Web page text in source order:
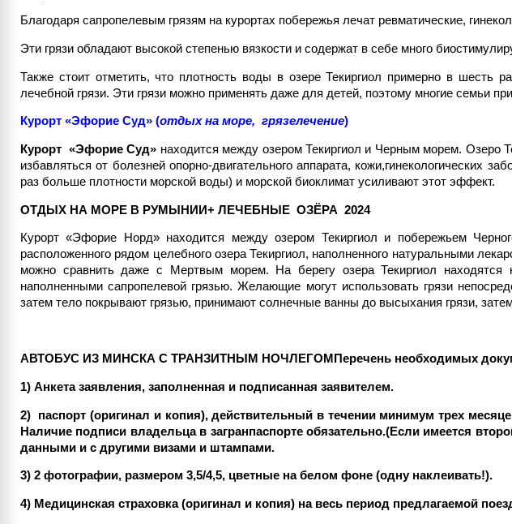
Благодаря сапропелевым грязям на курортах побережья лечат ревматические,
Эти грязи обладают высокой степенью вязкости и содержат в себе много
Также стоит отметить, что плотность воды в озере Текиргиол примерно в
лечебной грязи. Эти грязи можно применять даже для детей, поэтому многие семьи
Курорт «Эфорие Суд» (отдых на море, грязелечениe)
Курорт «Эфорие Суд» находится между озером Текиргиол и Черным морем. Озеро
избавляться от болезней опорно-двигательного аппарата, кожи,гинекологических
раз больше плотности морской воды) и морской биоклимат усиливают этот эффект.
ОТДЫХ НА МОРЕ В РУМЫНИИ+ ЛЕЧЕБНЫЕ ОЗЁРА 2024
Курорт «Эфорие Норд» находится между озером Текиргиол и побережьем
расположенного рядом целебного озера Текиргиол, наполненного натуральными
можно сравнить даже с Мертвым морем. На берегу озера Текиргиол
наполненными сапропелевой грязью. Желающие могут использовать грязи
затем тело покрывают грязью, принимают солнечные ванны до высыхания грязи,
АВТОБУС ИЗ МИНСКА С ТРАНЗИТНЫМ НОЧЛЕГОМ Перечень необходимых
1) Анкета заявления, заполненная и подписанная заявителем.
2) паспорт (оригинал и копия), действительный в течении минимум трех
Наличие подписи владельца в загранпаспорте обязательно.(Если имеется
данными и с другими визами и штампами.
3) 2 фотографии, размером 3,5/4,5, цветные на белом фоне (одну наклеивать!).
4) Медицинская страховка (оригинал и копия) на весь период предлагаемой